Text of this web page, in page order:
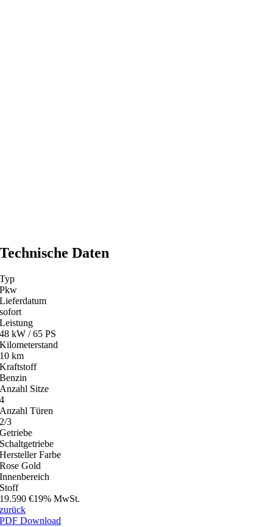
Technische Daten
Typ
Pkw
Lieferdatum
sofort
Leistung
48 kW / 65 PS
Kilometerstand
10 km
Kraftstoff
Benzin
Anzahl Sitze
4
Anzahl Türen
2/3
Getriebe
Schaltgetriebe
Hersteller Farbe
Rose Gold
Innenbereich
Stoff
19.590 €19% MwSt.
zurück
PDF Download